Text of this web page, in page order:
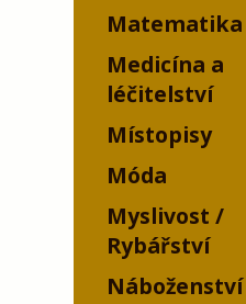
Matematika
Medicína a
léčitelství
Místopisy
Móda
Myslivost /
Rybářství
Náboženství